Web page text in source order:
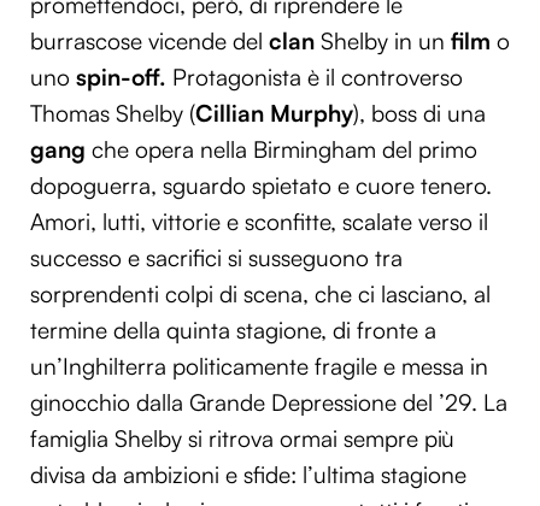
burrascose vicende del clan Shelby in un film o
uno spin-off. Protagonista è il controverso
Thomas Shelby (Cillian Murphy), boss di una
gang che opera nella Birmingham del primo
dopoguerra, sguardo spietato e cuore tenero.
Amori, lutti, vittorie e sconfitte, scalate verso il
successo e sacrifici si susseguono tra
sorprendenti colpi di scena, che ci lasciano, al
termine della quinta stagione, di fronte a
un’Inghilterra politicamente fragile e messa in
ginocchio dalla Grande Depressione del ’29. La
famiglia Shelby si ritrova ormai sempre più
divisa da ambizioni e sfide: l’ultima stagione